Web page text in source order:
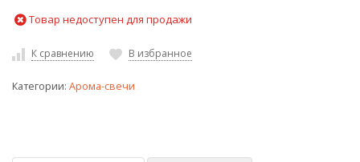
Товар недоступен для продажи
К сравнению В избранное
Категории: Арома-свечи